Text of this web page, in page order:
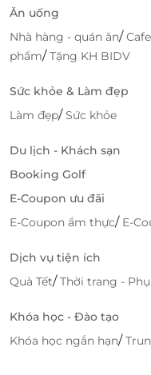
Đặt phòng
LifeLink
LifeLink giúp bạn dễ
Đây là kênh đặt
đông đảo khách
Những lợi ích vượt
Lựa chọn đa
lịch theo ngân
nhiều chương
tiện lợi, dùng
Hỗ trợ khách
Ăn uống
Nhà hàng - quán ăn/
phẩm/Tặng KH BIDV
Sức khỏe & Làm đẹp
Làm đẹp/Sức khỏe
Du lịch - Khách sạn
Booking Golf
E-Coupon ưu đãi
E-Coupon ẩm thực/ E-
Dịch vụ tiện ích
Quà Tết/Thời trang -
Khóa học - Đào tạo
Khóa học ngắn hạn/